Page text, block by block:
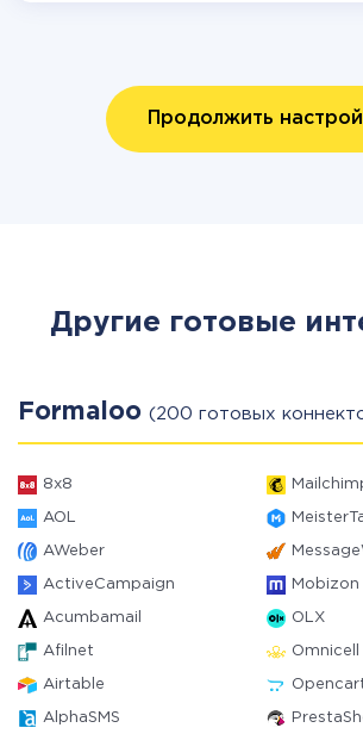
Продолжить
Другие готовые
Formaloo (200 готовых
8x8
AOL
AWeber
ActiveCampaign Mobizon
Acumbamail OLX
Afilnet Omnicell
Airtable
AlphaSMS